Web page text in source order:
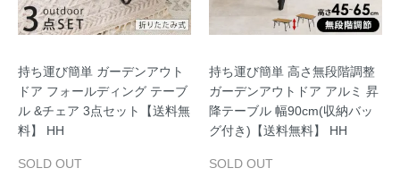
持ち運び簡単 ガーデンアウト
ドア フォールディング テーブ
ル &チェア 3点セット【送料無
料】 HH
SOLD OUT
持ち運び簡単 高さ無段階調整
ガーデンアウトドア アルミ 昇
降テーブル 幅90cm(収納バッ
グ付き)【送料無料】 HH
SOLD OUT